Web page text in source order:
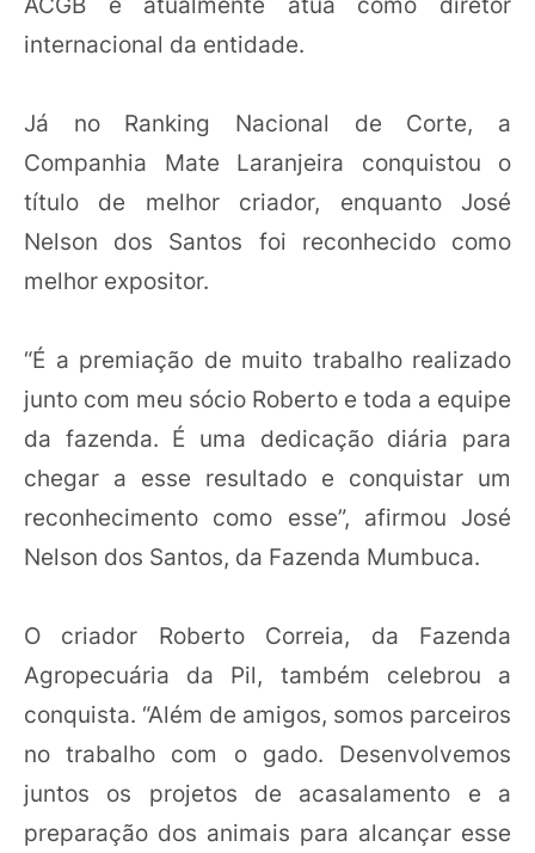
internacional da entidade.
Já no Ranking Nacional de Corte, a
Companhia Mate Laranjeira conquistou o
título de melhor criador, enquanto José
Nelson dos Santos foi reconhecido como
melhor expositor.
“É a premiação de muito trabalho realizado
junto com meu sócio Roberto e toda a equipe
da fazenda. É uma dedicação diária para
chegar a esse resultado e conquistar um
reconhecimento como esse”, afirmou José
Nelson dos Santos, da Fazenda Mumbuca.
O criador Roberto Correia, da Fazenda
Agropecuária da Pil, também celebrou a
conquista. “Além de amigos, somos parceiros
no trabalho com o gado. Desenvolvemos
juntos os projetos de acasalamento e a
preparação dos animais para alcançar esse